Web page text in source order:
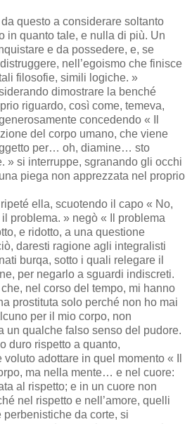
questo a considerare soltanto
in quanto tale, e nulla di più. Un
e da possedere, e, se
nell’egoismo che finisce
filosofie, simili logiche. »
dimostrare la benché
riguardo, così come, temeva,
concedendo « Il
del corpo umano, che viene
per… oh, diamine… sto
» si interruppe, sgranando gli occhi
piega non apprezzata nel proprio
ella, scuotendo il capo « No,
problema. » negò « Il problema
e ridotto, a una questione
daresti ragione agli integralisti
burqa, sotto i quali relegare il
per negarlo a sguardi indiscreti.
nel corso del tempo, mi hanno
prostituta solo perché non ho mai
per il mio corpo, non
un qualche falso senso del pudore.
duro rispetto a quanto,
adottare in quel momento « Il
ma nella mente… e nel cuore:
al rispetto; e in un cuore non
nel rispetto e nell’amore, quelli
da corte, si